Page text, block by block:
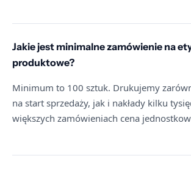
Jakie jest minimalne zamówienie na
produktowe?
Minimum to 100 sztuk. Drukujemy
na start sprzedaży, jak i nakłady kilku
większych zamówieniach cena